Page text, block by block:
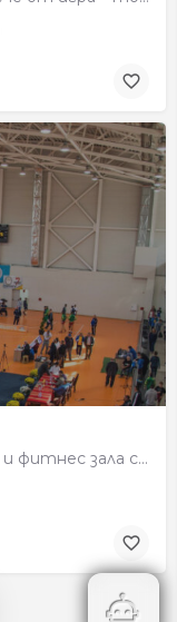
Арена Петрич е модерна спортна и фитнес зала с добро оборудване за тренировки и спортни занимания, подходяща…